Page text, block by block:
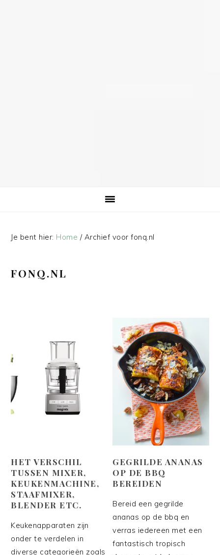
Je bent hier: Home /Archief voor fonq.nl
FONQ.NL
HET VERSCHIL
TUSSEN MIXER,
KEUKENMACHINE,
STAAFMIXER,
BLENDER ETC.
Keukenapparaten zijn
onder te verdelen in
diverse categorieën zoals
GEGRILDE ANANAS
OP DE BBQ
BEREIDEN
Bereid een gegrilde
ananas op de bbq en
verras iedereen met een
fantastisch tropisch